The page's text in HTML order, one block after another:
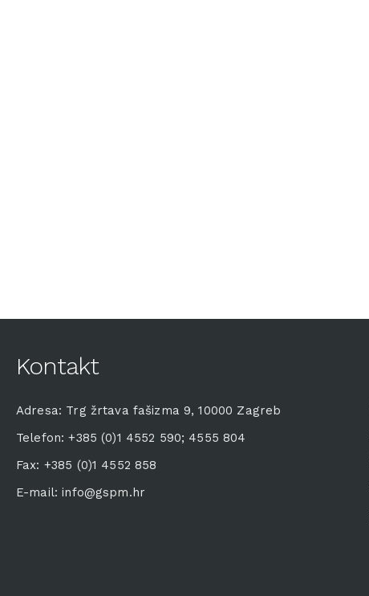
Kontakt
Adresa: Trg žrtava fašizma 9, 10000 Zagreb
Telefon: +385 (0)1 4552 590; 4555 804
Fax: +385 (0)1 4552 858
E-mail: info@gspm.hr